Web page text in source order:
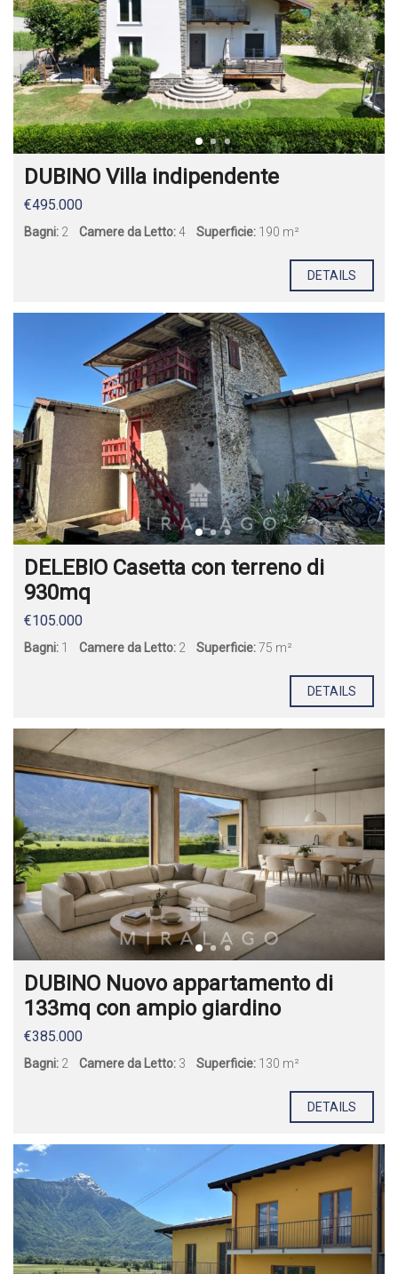
DUBINO Villa indipendente
€495.000
Bagni: 2 Camere da Letto:4 Superficie: 190 m²
DETAILS
DELEBIO Casetta con terreno di
930mq
€105.000
Bagni: 1 Camere da Letto: 2 Superficie:75 m²
DETAILS
DUBINO Nuovo appartamento di
133mq con ampio giardino
€385.000
Bagni: 2 Camere da Letto: 3 Superficie: 130 m²
DETAILS